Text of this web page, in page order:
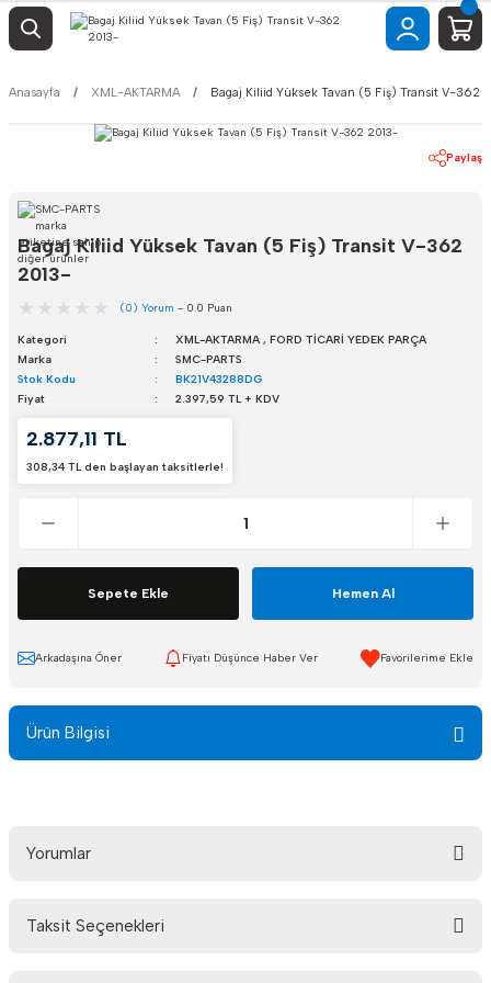
Anasayfa XML-AKTARMA Bagaj Kiliid Yüksek Tavan (5 Fiş) Transit V-362
Paylaş
Bagaj Kiliid Yüksek Tavan (5 Fiş) Transit V-362
2013-
(0) Yorum - 0.0 Puan
Kategori XML-AKTARMA , FORD TİCARİ YEDEK PARÇA
Marka
SMC-PARTS
Stok Kodu
BK21V43288DG
Fiyat
2.397,59 TL + KDV
2.877,11 TL
308,34 TL den başlayan taksitlerle!
Sepete Ekle Hemen Al
Arkadaşına Öner Fiyatı Düşünce Haber Ver
Ürün Bilgisi
Yorumlar
Taksit Seçenekleri